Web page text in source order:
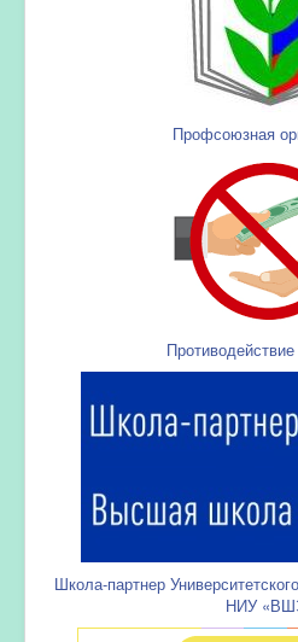
Профсоюзная
Школа-партнер
НИУ